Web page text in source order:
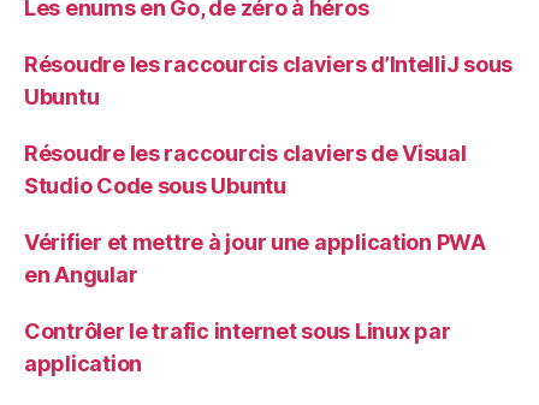
Les enums en Go, de zéro à héros
Résoudre les raccourcis claviers d’IntelliJ sous
Ubuntu
Résoudre les raccourcis claviers de Visual
Studio Code sous Ubuntu
Vérifier et mettre à jour une application PWA
en Angular
Contrôler le trafic internet sous Linux par
application